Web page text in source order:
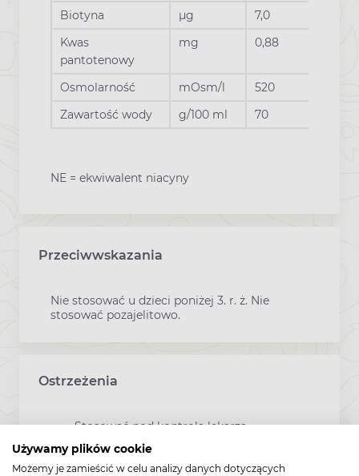
Używamy plików cookie
Możemy je zamieścić w celu analizy danych dotyczących
Biotyna
µg
7,0
Kwas
pantotenowy
mg 0,88
Osmolarność mOsm/l
520
Zawartość wody
g/100 ml 70
NE = ekwiwalent niacyny
Przeciwwskazania
Nie stosować u dzieci poniżej 3. r. ż. Nie
stosować pozajelitowo.
Ostrzeżenia
Stosować pod kontrolą lekarza.
Odpowiedni do stosowania jako jedyne
źródło pożywienia.